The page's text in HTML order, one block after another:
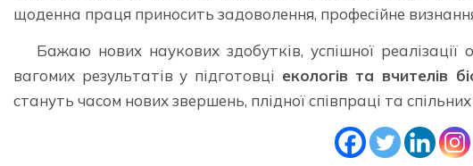
щоденна праця приносить задоволення, професійне
Бажаю нових наукових здобутків, успішної реалізації
вагомих результатів у підготовці екологів та вчителів
стануть часом нових звершень, плідної співпраці та